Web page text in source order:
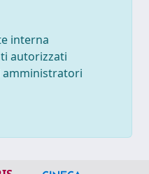
interna
autorizzati
amministratori